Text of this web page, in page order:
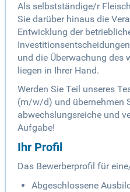
Als selbstständige/r
Sie darüber hinaus die
Entwicklung der
und die Überwachung des
liegen in Ihrer Hand.
Werden Sie Teil unseres
(m/w/d) und übernehmen
abwechslungsreiche und
Aufgabe!
Ihr Profil
Das Bewerberprofil für
Abgeschlossene